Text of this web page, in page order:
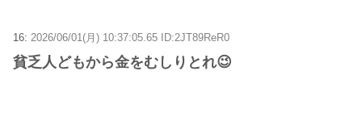
16: 2026/06/01(月) 10:37:05.65 ID:2JT89ReR0
貧乏人どもから金をむしりとれ😉